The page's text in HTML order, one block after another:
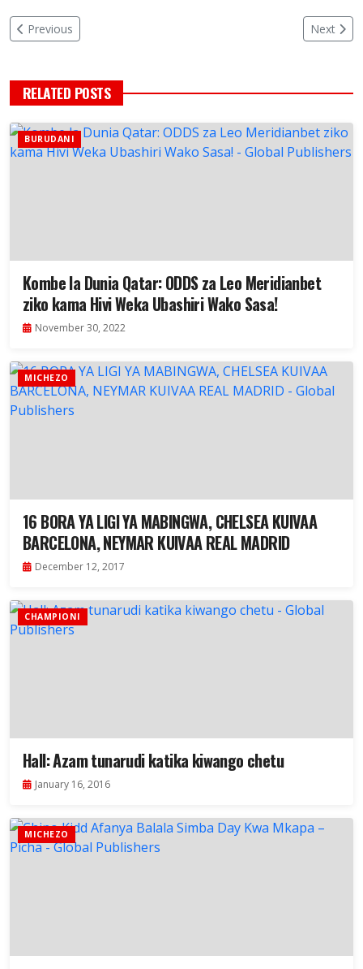
Previous Next
RELATED POSTS
BURUDANI
Kombe la Dunia Qatar: ODDS za Leo Meridianbet
ziko kama Hivi Weka Ubashiri Wako Sasa!
November 30, 2022
MICHEZO
16 BORA YA LIGI YA MABINGWA, CHELSEA KUIVAA
BARCELONA, NEYMAR KUIVAA REAL MADRID
December 12, 2017
CHAMPIONI
Hall: Azam tunarudi katika kiwango chetu
January 16, 2016
MICHEZO